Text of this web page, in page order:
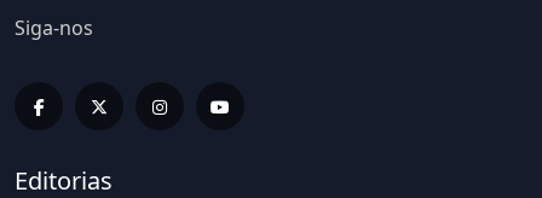
Siga-nos
Editorias